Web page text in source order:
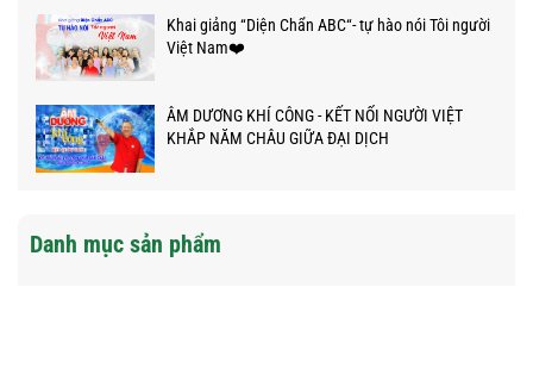
Khai giảng “Diện Chẩn ABC“- tự hào nói Tôi người
Việt Nam❤️
ÂM DƯƠNG KHÍ CÔNG - KẾT NỐI NGƯỜI VIỆT
KHẮP NĂM CHÂU GIỮA ĐẠI DỊCH
Danh mục sản phẩm